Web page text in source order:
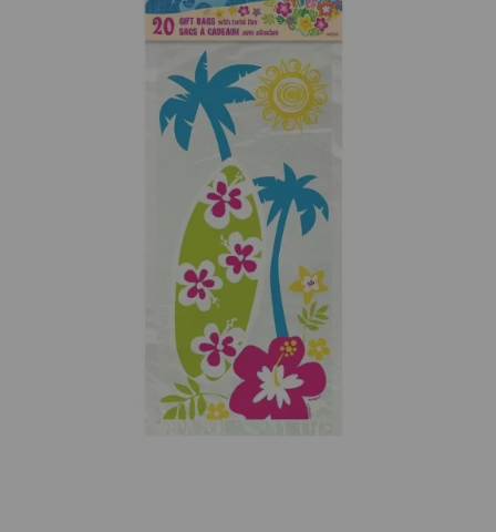
¡Adelante! Te estabamos esperando.
CREAR CUENTA